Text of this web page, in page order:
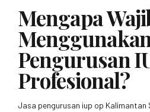
Mengapa
Pengurusan
Profesional?
Jasa pengurusan iup op Kalimantan